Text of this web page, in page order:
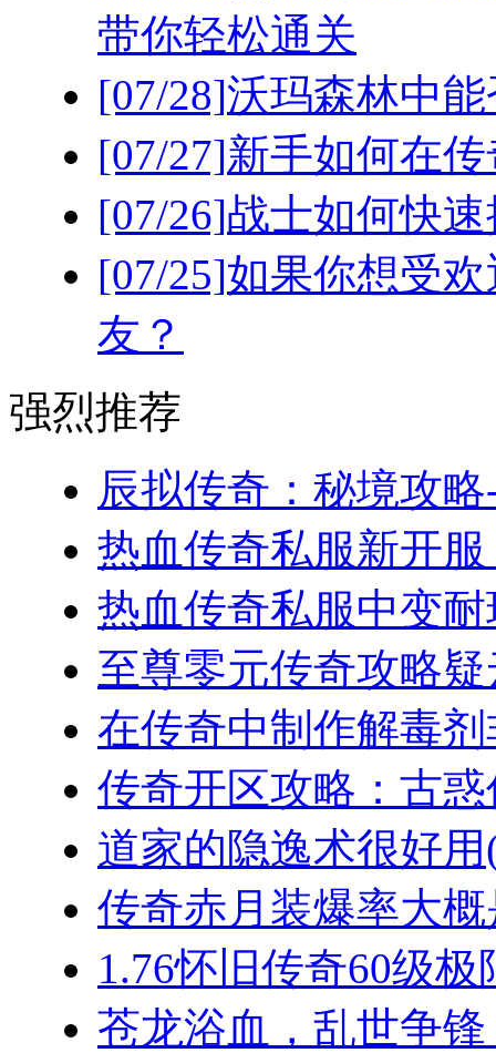
带你轻松通关
[07/28]沃玛森林中
[07/27]新手如何在
[07/26]战士如何快
[07/25]如果你想受
友？
强烈推荐
辰拟传奇：秘境攻
热血传奇私服新开
热血传奇私服中变
至尊零元传奇攻略
在传奇中制作解毒
传奇开区攻略：古
道家的隐逸术很好用
传奇赤月装爆率大
1.76怀旧传奇60级
苍龙浴血，乱世争